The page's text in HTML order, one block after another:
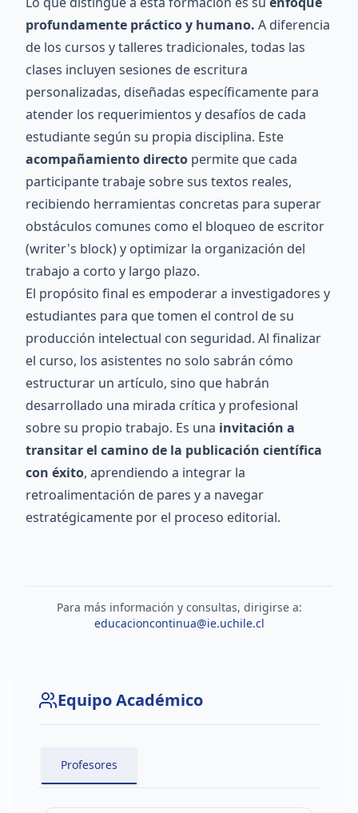
profundamente práctico y humano. A diferencia
de los cursos y talleres tradicionales, todas las
clases incluyen sesiones de escritura
personalizadas, diseñadas específicamente para
atender los requerimientos y desafíos de cada
estudiante según su propia disciplina. Este
acompañamiento directo permite que cada
participante trabaje sobre sus textos reales,
recibiendo herramientas concretas para superar
obstáculos comunes como el bloqueo de escritor
(writer's block) y optimizar la organización del
trabajo a corto y largo plazo.
El propósito final es empoderar a investigadores y
estudiantes para que tomen el control de su
producción intelectual con seguridad. Al finalizar
el curso, los asistentes no solo sabrán cómo
estructurar un artículo, sino que habrán
desarrollado una mirada crítica y profesional
sobre su propio trabajo. Es una invitación a
transitar el camino de la publicación científica
con éxito, aprendiendo a integrar la
retroalimentación de pares y a navegar
estratégicamente por el proceso editorial.
Para más información y consultas, dirigirse a:
educacioncontinua@ie.uchile.cl
Equipo Académico
Profesores